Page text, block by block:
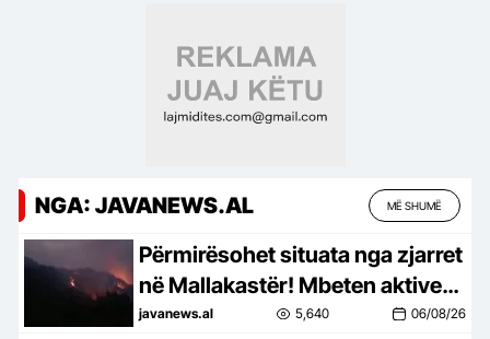
NGA: JAVANEWS.AL MË SHUMË
Përmirësohet situata nga zjarret
në Mallakastër! Mbeten aktive
10 vatra nga veriu në jug
javanews.al 5,640 06/08/26